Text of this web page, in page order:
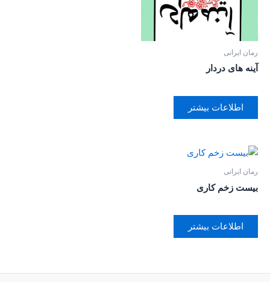
رمان ایرانی
آینه های دردار
اطلاعات بیشتر
رمان ایرانی
بیست زخم کاری
اطلاعات بیشتر